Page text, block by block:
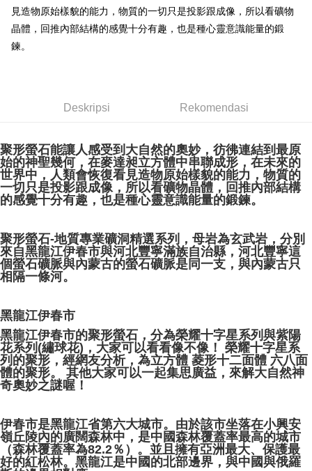
Pilihan Penghantaran
賣家宅配幫您送（台灣）
NT$80/pesanan | Penghantaran percuma untuk pesanan
NT$3,000 atau lebih
NT$80/pesanan | Penghantaran percuma untuk pesanan
NT$3,000 atau lebih
付款後門市自取
見造物原始樣貌的能力，物質的一切只是投影跟成像，所以看礦物
晶體，回推內部結構的感覺十分有趣，也是種心靈意識能量的鍛
鍊。
Deskripsi Rekomendasi
聚形螢石能讓人感受到大自然的奧妙，彷彿連結到最原
始的神聖幾何，在麥達昶立方體中串聯成形，在未來的
世界中，人類會恢復看見造物原始樣貌的能力，物質的
一切只是投影跟成像，所以看礦物晶體，回推內部結構
的感覺十分有趣，也是種心靈意識能量的鍛鍊。
聚形螢石-地質專業礦洞精選系列，母岩為玄武岩，分別
來自黑龍江伊春市與河北豐寧滿族自治縣，河北豐寧這
個螢石礦脈與內蒙古的螢石礦脈是同一支，與內蒙古只
相隔一條河。
黑龍江伊春市
黑龍江伊春市的聚形螢石，分為榮耀十字星系列與紫陽
花系列(繡球花)，大家可以看看像不像！ 榮耀十字星系
列的聚形，經網友分析，為立方體 菱形十二面體 六八面
體的聚形。 其他大家可以一起集思廣益，來解大自然神
奇奧妙之謎喔！
伊春市是黑龍江省第六大城市。由於該市坐落在小興安
嶺丘陵內的廣闊森林中，是中國森林覆蓋率最高的城市
（森林覆蓋率為82.2％）。並且擁有亞洲最大、保護最
好的紅松林。黑龍江是中國的北部邊界，與中國與俄羅